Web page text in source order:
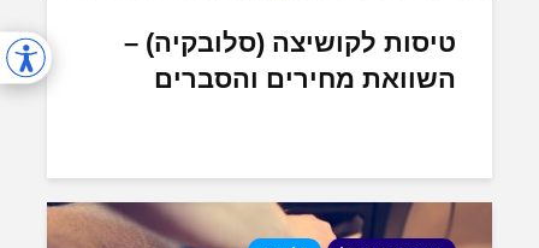
טיסות לקושיצה (סלובקיה) –
השוואת מחירים והסברים